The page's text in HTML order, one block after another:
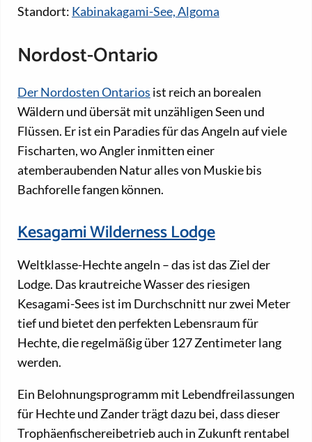
Standort: Kabinakagami-See, Algoma
Nordost-Ontario
Der Nordosten Ontarios ist reich an borealen
Wäldern und übersät mit unzähligen Seen und
Flüssen. Er ist ein Paradies für das Angeln auf viele
Fischarten, wo Angler inmitten einer
atemberaubenden Natur alles von Muskie bis
Bachforelle fangen können.
Kesagami Wilderness Lodge
Weltklasse-Hechte angeln – das ist das Ziel der
Lodge. Das krautreiche Wasser des riesigen
Kesagami-Sees ist im Durchschnitt nur zwei Meter
tief und bietet den perfekten Lebensraum für
Hechte, die regelmäßig über 127 Zentimeter lang
werden.
Ein Belohnungsprogramm mit Lebendfreilassungen
für Hechte und Zander trägt dazu bei, dass dieser
Trophäenfischereibetrieb auch in Zukunft rentabel